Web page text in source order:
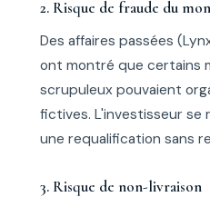
2. Risque de fraude du
Des affaires passées
ont montré que certains
scrupuleux pouvaient
fictives. L'investisseur se
une requalification sans
3. Risque de non-livraison